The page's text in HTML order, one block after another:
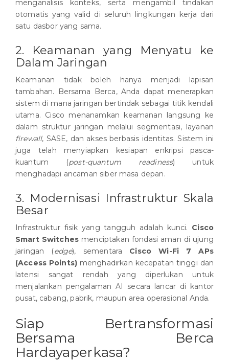
menganalisis konteks, serta mengambil tindakan
otomatis yang valid di seluruh lingkungan kerja dari
satu dasbor yang sama.
2. Keamanan yang Menyatu ke
Dalam Jaringan
Keamanan tidak boleh hanya menjadi lapisan
tambahan. Bersama Berca, Anda dapat menerapkan
sistem di mana jaringan bertindak sebagai titik kendali
utama. Cisco menanamkan keamanan langsung ke
dalam struktur jaringan melalui segmentasi, layanan
firewall, SASE, dan akses berbasis identitas. Sistem ini
juga telah menyiapkan kesiapan enkripsi pasca-
kuantum (post-quantum readiness) untuk
menghadapi ancaman siber masa depan.
3. Modernisasi Infrastruktur Skala
Besar
Infrastruktur fisik yang tangguh adalah kunci. Cisco
Smart Switches menciptakan fondasi aman di ujung
jaringan (edge), sementara Cisco Wi-Fi 7 APs
(Access Points) menghadirkan kecepatan tinggi dan
latensi sangat rendah yang diperlukan untuk
menjalankan pengalaman AI secara lancar di kantor
pusat, cabang, pabrik, maupun area operasional Anda.
Siap Bertransformasi
Bersama Berca
Hardayaperkasa?